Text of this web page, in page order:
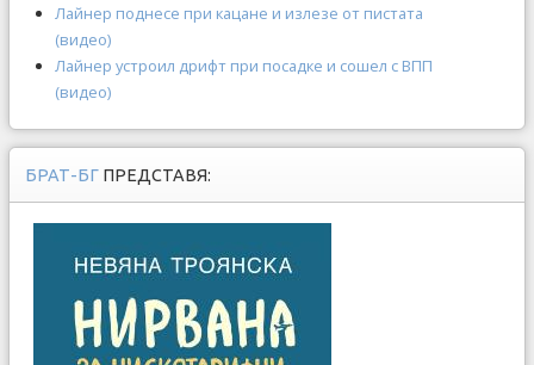
Лайнер поднесе при кацане и излезе от пистата
(видео)
Лайнер устроил дрифт при посадке и сошел с ВПП
(видео)
БРАТ-БГ ПРЕДСТАВЯ: